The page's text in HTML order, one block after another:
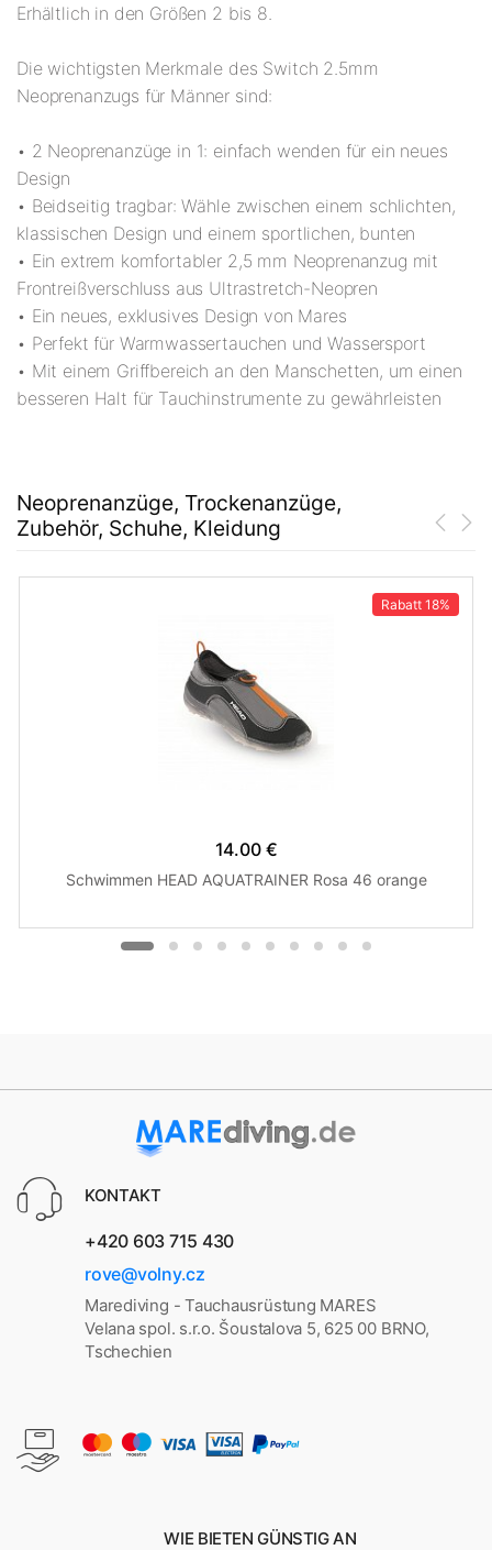
Erhältlich in den Größen 2 bis 8.
Die wichtigsten Merkmale des Switch 2.5mm
Neoprenanzugs für Männer sind:
• 2 Neoprenanzüge in 1: einfach wenden für ein neues
Design
• Beidseitig tragbar: Wähle zwischen einem schlichten,
klassischen Design und einem sportlichen, bunten
• Ein extrem komfortabler 2,5 mm Neoprenanzug mit
Frontreißverschluss aus Ultrastretch-Neopren
• Ein neues, exklusives Design von Mares
• Perfekt für Warmwassertauchen und Wassersport
• Mit einem Griffbereich an den Manschetten, um einen
besseren Halt für Tauchinstrumente zu gewährleisten
Neoprenanzüge, Trockenanzüge,
Zubehör, Schuhe, Kleidung
Rabatt 18%
14.00 €
Schwimmen HEAD AQUATRAINER Rosa 46 orange
KONTAKT
+420 603 715 430
rove@volny.cz
Marediving - Tauchausrüstung MARES
Velana spol. s.r.o. Šoustalova 5, 625 00 BRNO,
Tschechien
WIE BIETEN GÜNSTIG AN